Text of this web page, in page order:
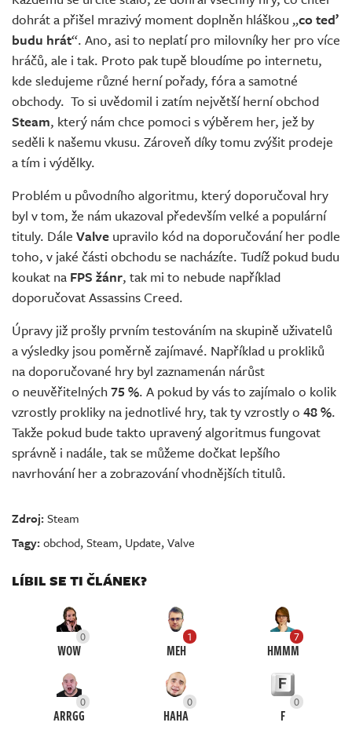
Živě
dohrát a přišel mrazivý moment doplněn hláškou „co teď
budu hrát“. Ano, asi to neplatí pro milovníky her pro více
hráčů, ale i tak. Proto pak tupě bloudíme po internetu,
kde sledujeme různé herní pořady, fóra a samotné
obchody. To si uvědomil i zatím největší herní obchod
Steam, který nám chce pomoci s výběrem her, jež by
seděli k našemu vkusu. Zároveň díky tomu zvýšit prodeje
a tím i výdělky.
Problém u původního algoritmu, který doporučoval hry
byl v tom, že nám ukazoval především velké a populární
tituly. Dále Valve upravilo kód na doporučování her podle
toho, v jaké části obchodu se nacházíte. Tudíž pokud budu
koukat na FPS žánr, tak mi to nebude například
doporučovat Assassins Creed.
Úpravy již prošly prvním testováním na skupině uživatelů
a výsledky jsou poměrně zajímavé. Například u prokliků
na doporučované hry byl zaznamenán nárůst
o neuvěřitelných 75 %. A pokud by vás to zajímalo o kolik
vzrostly prokliky na jednotlivé hry, tak ty vzrostly o 48 %.
Takže pokud bude takto upravený algoritmus fungovat
správně i nadále, tak se můžeme dočkat lepšího
navrhování her a zobrazování vhodnějších titulů.
Zdroj:Steam
Tagy:obchod,Steam, Update,Valve
LÍBIL SE TI ČLÁNEK?
0
WOW
1
MEH
7
HMMM
0
ARRGG
0
HAHA
0
F